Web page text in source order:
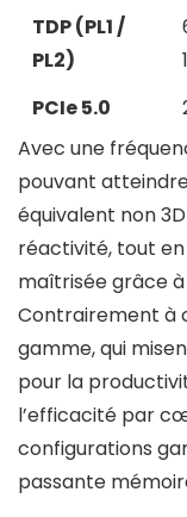
TDP (PL1 /
PL2)
PCIe 5.0
Avec une
pouvant
équivalent non
réactivité, tout
maîtrisée grâce à
Contrairement à
gamme, qui
pour la
l’efficacité par
configurations
passante